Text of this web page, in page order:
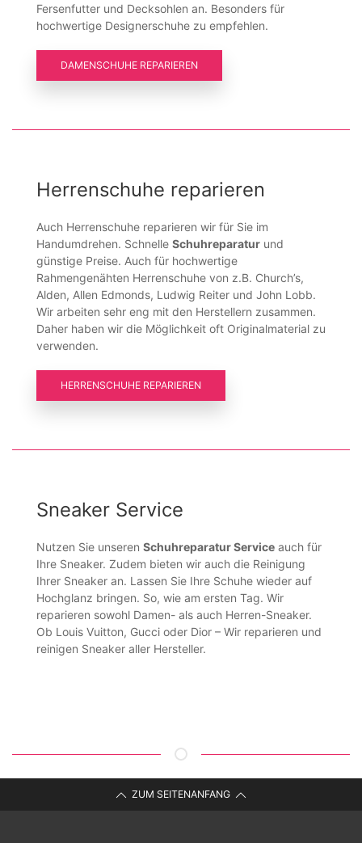
Fersenfutter und Decksohlen an. Besonders für
hochwertige Designerschuhe zu empfehlen.
DAMENSCHUHE REPARIEREN
Herrenschuhe reparieren
Auch Herrenschuhe reparieren wir für Sie im
Handumdrehen. Schnelle Schuhreparatur und
günstige Preise. Auch für hochwertige
Rahmengenähten Herrenschuhe von z.B. Church’s,
Alden, Allen Edmonds, Ludwig Reiter und John Lobb.
Wir arbeiten sehr eng mit den Herstellern zusammen.
Daher haben wir die Möglichkeit oft Originalmaterial zu
verwenden.
HERRENSCHUHE REPARIEREN
Sneaker Service
Nutzen Sie unseren Schuhreparatur Service auch für
Ihre Sneaker. Zudem bieten wir auch die Reinigung
Ihrer Sneaker an. Lassen Sie Ihre Schuhe wieder auf
Hochglanz bringen. So, wie am ersten Tag. Wir
reparieren sowohl Damen- als auch Herren-Sneaker.
Ob Louis Vuitton, Gucci oder Dior – Wir reparieren und
reinigen Sneaker aller Hersteller.
ZUM SEITENANFANG